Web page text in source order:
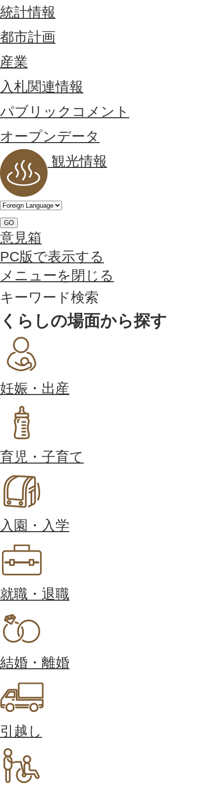
統計情報
都市計画
産業
入札関連情報
パブリックコメント
オープンデータ
観光情報
GO
意見箱
PC版で表示する
メニューを閉じる
キーワード検索
くらしの場面から探す
妊娠・出産
育児・子育て
入園・入学
就職・退職
結婚・離婚
引越し